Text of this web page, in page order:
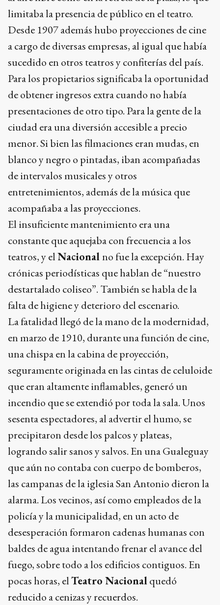
limitaba la presencia de público en el teatro.
Desde 1907 además hubo proyecciones de cine
a cargo de diversas empresas, al igual que había
sucedido en otros teatros y confiterías del país.
Para los propietarios significaba la oportunidad
de obtener ingresos extra cuando no había
presentaciones de otro tipo. Para la gente de la
ciudad era una diversión accesible a precio
menor. Si bien las filmaciones eran mudas, en
blanco y negro o pintadas, iban acompañadas
de intervalos musicales y otros
entretenimientos, además de la música que
acompañaba a las proyecciones.
El insuficiente mantenimiento era una
constante que aquejaba con frecuencia a los
teatros, y elNacionalno fue la excepción. Hay
crónicas periodísticas que hablan de “nuestro
destartalado coliseo”. También se habla de la
falta de higiene y deterioro del escenario.
La fatalidad llegó de la mano de la modernidad,
en marzo de 1910, durante una función de cine,
una chispa en la cabina de proyección,
seguramente originada en las cintas de celuloide
que eran altamente inflamables, generó un
incendio que se extendió por toda la sala. Unos
sesenta espectadores, al advertir el humo, se
precipitaron desde los palcos y plateas,
logrando salir sanos y salvos. En una Gualeguay
que aún no contaba con cuerpo de bomberos,
las campanas de la iglesia San Antonio dieron la
alarma. Los vecinos, así como empleados de la
policía y la municipalidad, en un acto de
desesperación formaron cadenas humanas con
baldes de agua intentando frenar el avance del
fuego, sobre todo a los edificios contiguos. En
pocas horas, elTeatro Nacionalquedó
reducido a cenizas y recuerdos.